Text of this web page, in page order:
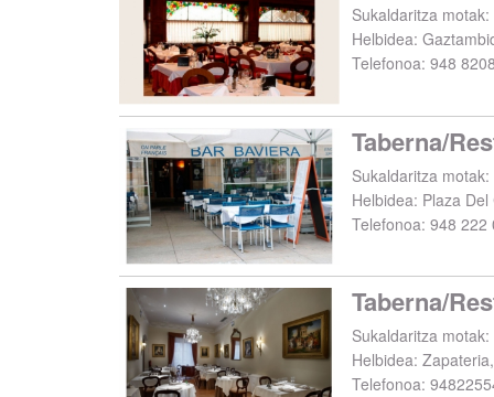
Helbidea:
Telefonoa: 948
Taberna/
Sukaldaritza
Helbidea: Plaza
Telefonoa: 948 222
Sukaldaritza
Helbidea:
Telefonoa: